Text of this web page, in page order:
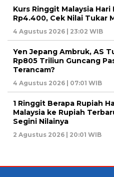
Kurs Ringgit Malaysia
Rp4.400, Cek Nilai Tukar
4 Agustus 2026 | 23:02 WIB
Yen Jepang Ambruk, AS
Rp805 Triliun Guncang
Terancam?
4 Agustus 2026 | 07:01 WIB
1 Ringgit Berapa Rupiah
Malaysia ke Rupiah
Segini Nilainya
2 Agustus 2026 | 20:01 WIB